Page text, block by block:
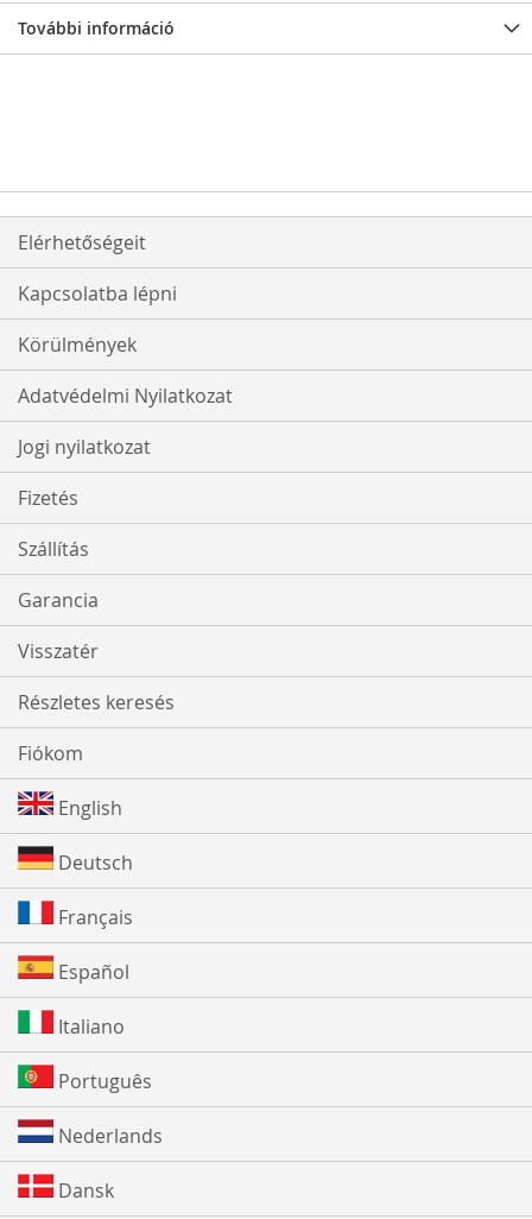
További információ
Elérhetőségeit
Kapcsolatba lépni
Körülmények
Adatvédelmi Nyilatkozat
Jogi nyilatkozat
Fizetés
Szállítás
Garancia
Visszatér
Részletes keresés
Fiókom
English
Deutsch
Français
Español
Italiano
Português
Nederlands
Dansk